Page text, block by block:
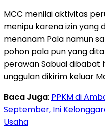
MCC menilai aktivitas
menipu karena izin yang
menanam Pala namun
pohon pala pun yang
perawan Sabuai dibabat
unggulan dikirim keluar
Baca Juga: PPKM di
September, Ini
Usaha